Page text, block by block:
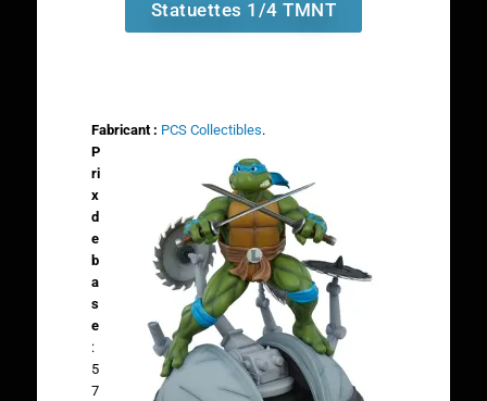
Statuettes 1/4 TMNT
Fabricant : PCS Collectibles.
P
ri
x
d
e
b
a
s
e
:
5
7